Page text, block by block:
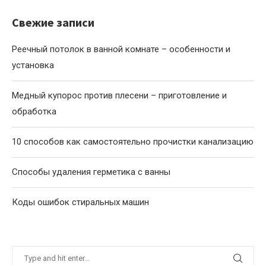
Свежие записи
Реечный потолок в ванной комнате – особенности и
установка
Медный купорос против плесени – приготовление и
обработка
10 способов как самостоятельно прочистки канализацию
Способы удаления герметика с ванны
Коды ошибок стиральных машин